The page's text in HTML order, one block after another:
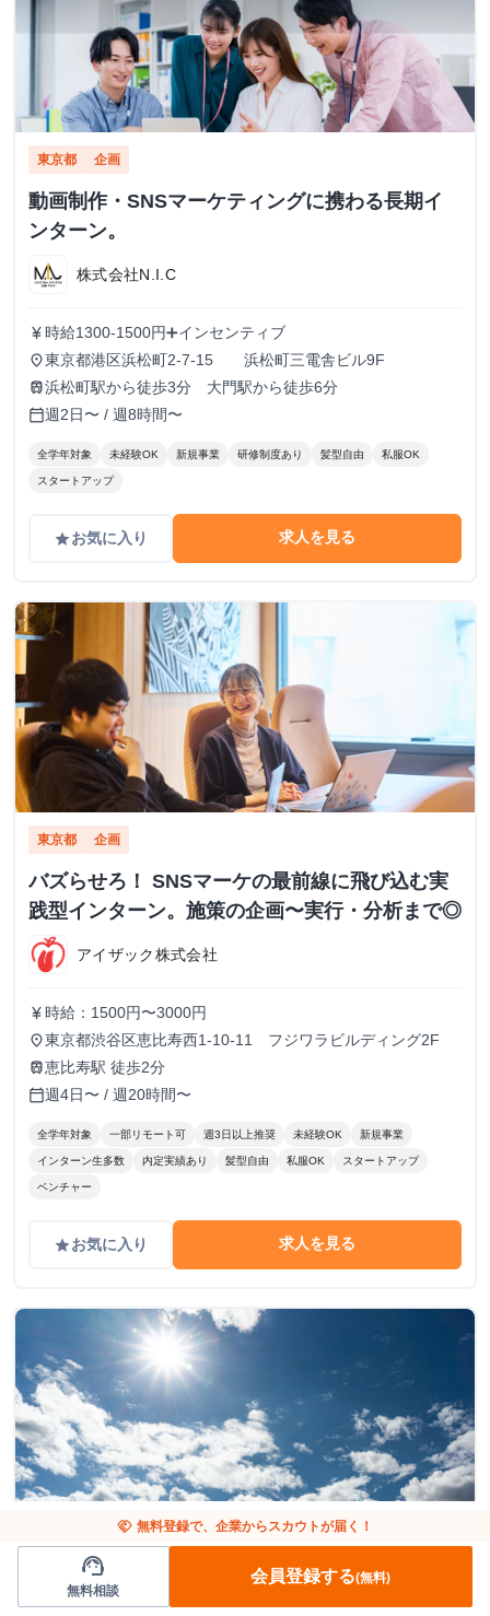
東京都 企画
動画制作・SNSマーケティングに携わる長期イ
ンターン。
株式会社N.I.C
currency_yen 時給1300-1500円➕インセンティブ
place東京都港区浜松町2-7-15 浜松町三電舎ビル9F
train浜松町駅から徒歩3分 大門駅から徒歩6分
calendar_today週2日〜 / 週8時間〜
全学年対象 未経験OK 新規事業 研修制度あり 髪型自由 私服OK
スタートアップ
gradeお気に入り 求人を見る
東京都 企画
バズらせろ！ SNSマーケの最前線に飛び込む実
践型インターン。施策の企画〜実行・分析まで◎
アイザック株式会社
currency_yen 時給：1500円〜3000円
place東京都渋谷区恵比寿西1-10-11 フジワラビルディング2F
train恵比寿駅 徒歩2分
calendar_today週4日〜 / 週20時間〜
全学年対象 一部リモート可 週3日以上推奨 未経験OK 新規事業
インターン生多数 内定実績あり 髪型自由 私服OK スタートアップ
ベンチャー
gradeお気に入り 求人を見る
東京都 企画
【学生起業】8月スタートOK◇起業に挑戦する
handshake 無料登録で、企業からスカウトが届く！
support_agent
無料相談
会員登録する(無料)